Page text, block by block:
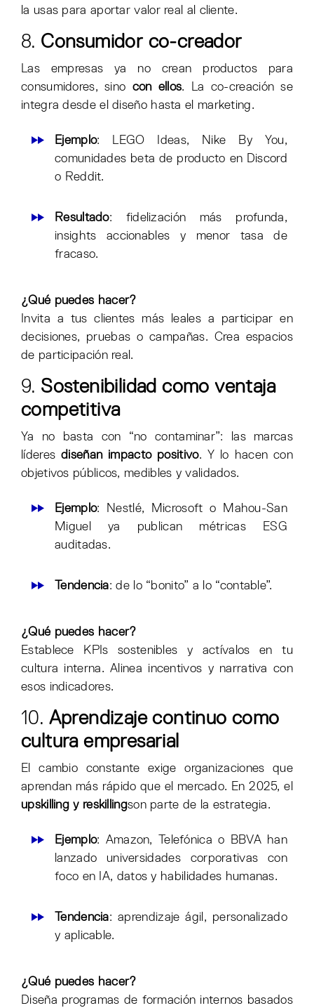
la usas para aportar valor real al cliente.
8. Consumidor co-creador
Las empresas ya no crean productos para
consumidores, sino con ellos. La co-creación se
integra desde el diseño hasta el marketing.
Ejemplo: LEGO Ideas, Nike By You,
comunidades beta de producto en Discord
o Reddit.
Resultado: fidelización más profunda,
insights accionables y menor tasa de
fracaso.
¿Qué puedes hacer?
Invita a tus clientes más leales a participar en
decisiones, pruebas o campañas. Crea espacios
de participación real.
9. Sostenibilidad como ventaja
competitiva
Ya no basta con “no contaminar”: las marcas
líderesdiseñan impacto positivo. Y lo hacen con
objetivos públicos, medibles y validados.
Ejemplo: Nestlé, Microsoft o Mahou-San
Miguel ya publican métricas ESG
auditadas.
Tendencia: de lo “bonito” a lo “contable”.
¿Qué puedes hacer?
Establece KPIs sostenibles y actívalos en tu
cultura interna. Alinea incentivos y narrativa con
esos indicadores.
10. Aprendizaje continuo como
cultura empresarial
El cambio constante exige organizaciones que
aprendan más rápido que el mercado. En 2025, el
upskilling y reskillingson parte de la estrategia.
Ejemplo: Amazon, Telefónica o BBVA han
lanzado universidades corporativas con
foco en IA, datos y habilidades humanas.
Tendencia: aprendizaje ágil, personalizado
y aplicable.
¿Qué puedes hacer?
Diseña programas de formación internos basados